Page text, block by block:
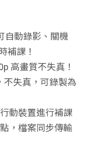
自動錄影、關機
補課！
高畫質不失真！
不失真，可錄製為
動裝置進行補課
，檔案同步傳輸